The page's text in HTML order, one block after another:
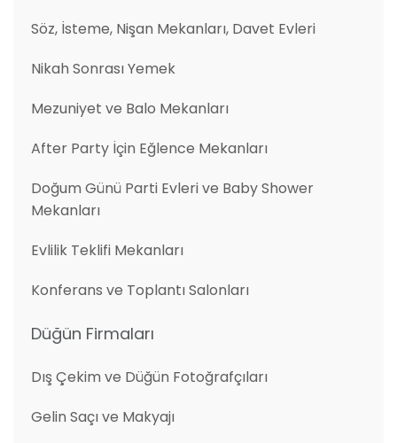
Söz, İsteme, Nişan Mekanları, Davet Evleri
Nikah Sonrası Yemek
Mezuniyet ve Balo Mekanları
After Party İçin Eğlence Mekanları
Doğum Günü Parti Evleri ve Baby Shower
Mekanları
Evlilik Teklifi Mekanları
Konferans ve Toplantı Salonları
Düğün Firmaları
Dış Çekim ve Düğün Fotoğrafçıları
Gelin Saçı ve Makyajı